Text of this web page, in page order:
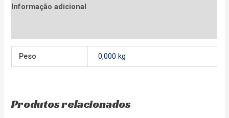
Informação adicional
Peso 0,000 kg
Produtos relacionados